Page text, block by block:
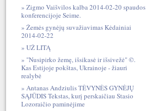
Zigmo Vaišvilos kalba 2014-02-20 spaudos
konferencijoje Seime.
Žemės gynėjų suvažiavimas Kėdainiai
2014-02-22
UŽ LITĄ
"Nusipirko žemę, išsikasė ir išsivežė" ©.
Kas Estijoje pokštas, Ukrainoje - žiauri
realybė
Antanas Andziulis TĖVYNĖS GYNĖJŲ
SĄJŪDIS Tekstas, kurį perskaičiau Stasio
Lozoraičio paminėjime